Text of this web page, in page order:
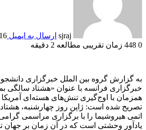
sjraj ارسال به ایمیل 16 مرداد, 1404
0
زمان تقریبی مطالعه 2 دقیقه
به گزارش گروه بین الملل خبرگزاری
خبرگزاری فرانسه با عنوان «هشتاد سالگی
همزمان با اوج‌گیری تنش‌های هسته‌ای
تصریح شده است: ژاپن روز چهارشنبه،
اتمی هیروشیما را با برگزاری مراسمی
یادآور وحشتی است که در آن زمان بر جهان